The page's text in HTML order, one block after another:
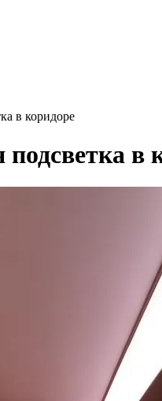
в коридоре
подсветка в